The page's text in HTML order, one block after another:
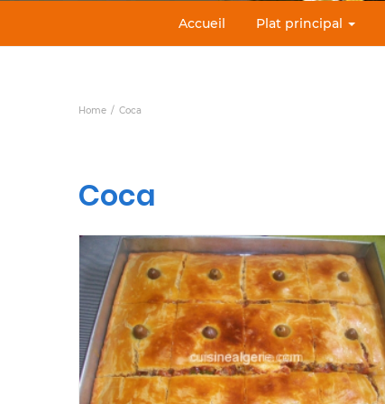
Accueil Plat principal
Home Coca
Coca